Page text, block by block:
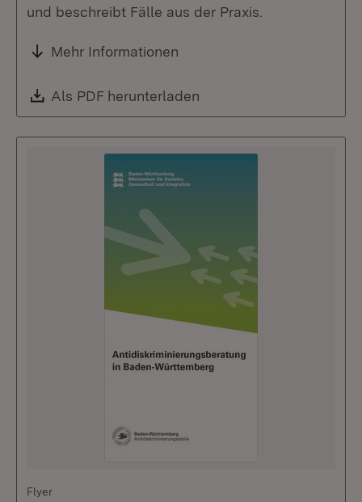
und beschreibt Fälle aus der Praxis.
Mehr Informationen
Download:
Als PDF herunterladen
Flyer